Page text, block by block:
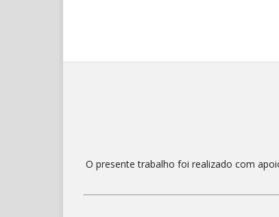
O presente trabalho foi realizado com